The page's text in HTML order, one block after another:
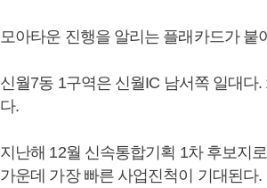
모아타운 진행을 알리는 플래카드가 붙
신월7동 1구역은 신월IC 남서쪽 일대다
다.
지난해 12월 신속통합기획 1차 후보지
가운데 가장 빠른 사업진척이 기대된다.